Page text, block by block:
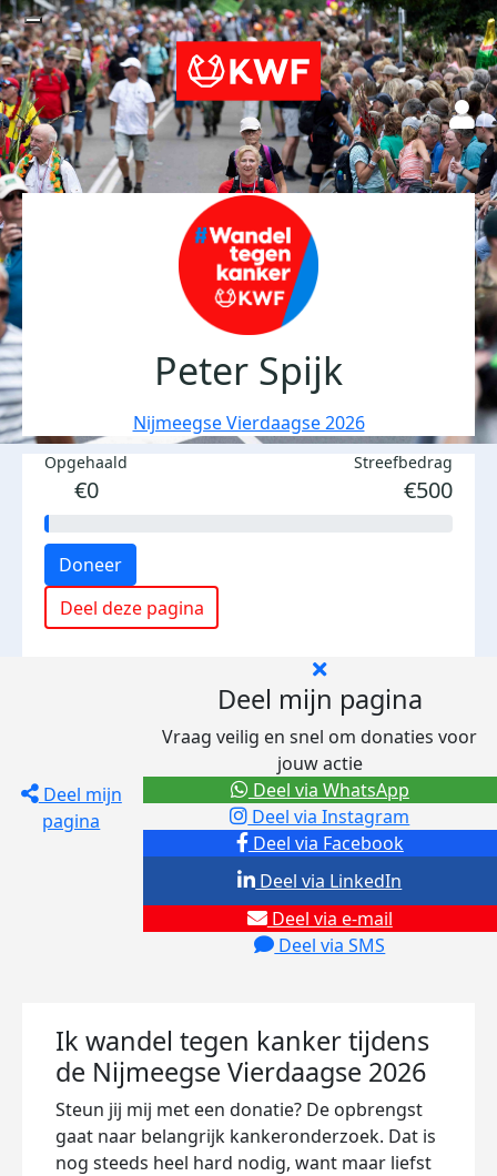
Peter Spijk
Nijmeegse Vierdaagse 2026
Opgehaald
€0
Streefbedrag
€500
Doneer
Deel deze pagina
Deel mijn
pagina
Deel mijn pagina
Vraag veilig en snel om donaties voor
jouw actie
Deel via Facebook
Deel via Instagram
Deel via e-mail
Deel via SMS
Deel via LinkedIn
Deel via WhatsApp
Ik wandel tegen kanker tijdens
de Nijmeegse Vierdaagse 2026
Steun jij mij met een donatie? De opbrengst
gaat naar belangrijk kankeronderzoek. Dat is
nog steeds heel hard nodig, want maar liefst